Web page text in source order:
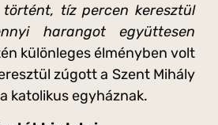
tíz percen keresztül
harangot együttesen
különleges élményben volt
zúgott a Szent Mihály
katolikus egyháznak.